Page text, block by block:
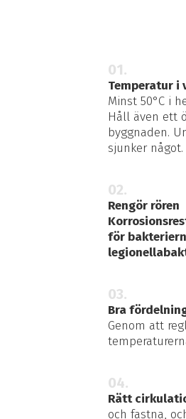
01.
Temperatur i
Minst 50°C i
Håll även ett
byggnaden.
sjunker något.
02.
Rengör rören
för
03.
Bra
Genom att
04.
Rätt
och fastna,